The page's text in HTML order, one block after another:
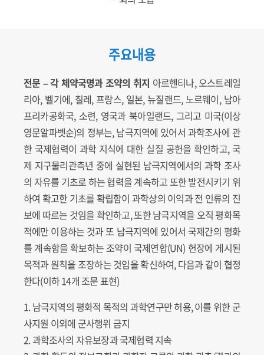
주요내용
전문 – 각 체약국명과 조약의 취지 아르헨티나, 오스트레일
리아, 벨기에, 칠레, 프랑스, 일본, 뉴질랜드, 노르웨이, 남아
프리카공화국, 소련, 영국과 북아일랜드, 그리고 미국(이상
영문알파벳순)의 정부는, 남극지역에 있어서 과학조사에 관
한 국제협력이 과학 지식에 대한 실질 공헌을 확인하고, 국
제 지구물리관측년 중에 실현된 남극지역에서의 과학 조사
의 자유를 기초로 하는 협력을 계속하고 또한 발전시키기 위
하여 확고한 기초를 확립함이 과학상의 이익과 전 인류의 진
보에 따르는 것임을 확인하고, 또한 남극지역을 오직 평화목
적에만 이용하는 것과 또 남극지역에 있어서 국제간의 평화
를 계속함을 확보하는 조약이 국제연합(UN) 헌장에 게시된
목적과 원칙을 조장하는 것임을 확신하여, 다음과 같이 협정
한다(이하 14개 조문 표현)
1. 남극지역의 평화적 목적의 과학연구만 허용, 이를 위한 군
사지원 이외에 군사행위 금지
2. 과학조사의 자유보장과 국제협력 지속